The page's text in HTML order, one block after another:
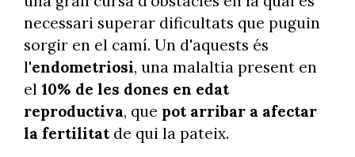
necessari superar dificultats que puguin
sorgir en el camí. Un d'aquests és
l'endometriosi, una malaltia present en
el10% de les dones en edat
reproductiva, que pot arribar a afectar
la fertilitat de qui la pateix.